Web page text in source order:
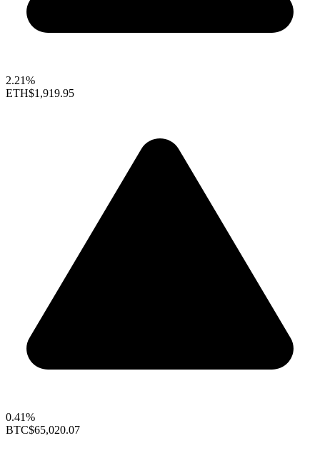
2.21%
ETH$1,919.95
0.41%
BTC$65,020.07